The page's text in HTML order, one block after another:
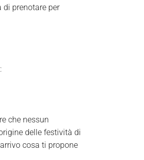
di prenotare per
che nessun
delle festività di
cosa ti propone